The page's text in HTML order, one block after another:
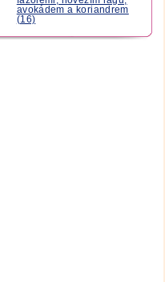
avokádem a koriandrem
(16)